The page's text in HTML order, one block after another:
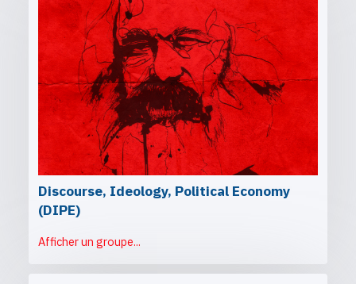
Discourse, Ideology, Political Economy
(DIPE)
Afficher un groupe...